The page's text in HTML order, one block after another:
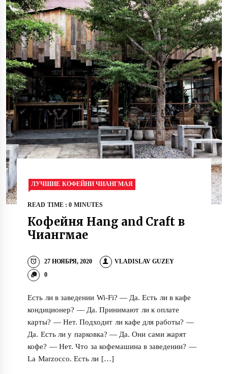
ЛУЧШИЕ КОФЕЙНИ ЧИАНГМАЯ
READ TIME : 0 MINUTES
Кофейня Hang and Craft в
Чиангмае
27 НОЯБРЯ, 2020
VLADISLAV GUZEY
0
Есть ли в заведении Wi-Fi? — Да. Есть ли в кафе
кондиционер? — Да. Принимают ли к оплате
карты? — Нет. Подходит ли кафе для работы? —
Да. Есть ли у парковка? — Да. Они сами жарят
кофе? — Нет. Что за кофемашина в заведении? —
La Marzocco. Есть ли […]